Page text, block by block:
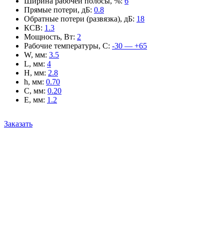
Прямые потери, дБ: 0.8
Обратные потери (развязка), дБ: 18
КСВ: 1.3
Мощность, Вт: 2
Рабочие температуры, С: -30 — +65
W, мм: 3.5
L, мм: 4
H, мм: 2.8
h, мм: 0.70
C, мм: 0.20
E, мм: 1.2
Заказать